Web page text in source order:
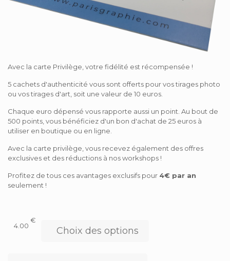
Avec la carte Privilège, votre fidélité est récompensée !
5 cachets d'authenticité vous sont offerts pour vos tirages photo
ou vos tirages d'art, soit une valeur de 10 euros.
Chaque euro dépensé vous rapporte aussi un point. Au bout de
500 points, vous bénéficiez d'un bon d'achat de 25 euros à
utiliser en boutique ou en ligne.
Avec la carte privilège, vous recevez également des offres
exclusives et des réductions à nos workshops !
Profitez de tous ces avantages exclusifs pour 4€ par an
seulement !
4.00
€
Choix des options